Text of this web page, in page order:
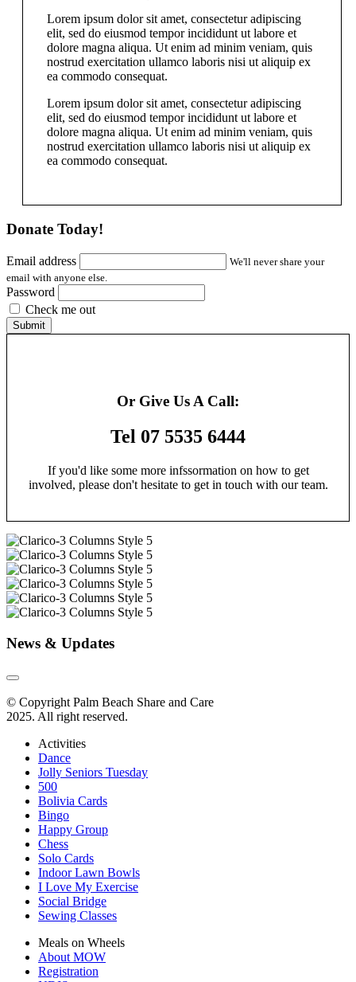
Lorem ipsum dolor sit amet, consectetur adipiscing
elit, sed do eiusmod tempor incididunt ut labore et
dolore magna aliqua. Ut enim ad minim veniam, quis
nostrud exercitation ullamco laboris nisi ut aliquip ex
ea commodo consequat.
Lorem ipsum dolor sit amet, consectetur adipiscing
elit, sed do eiusmod tempor incididunt ut labore et
dolore magna aliqua. Ut enim ad minim veniam, quis
nostrud exercitation ullamco laboris nisi ut aliquip ex
ea commodo consequat.
Donate Today!
Email address
We'll never share your
email with anyone else.
Password
Check me out
Submit
Or Give Us A Call:
Tel 07 5535 6444
If you'd like some more infssormation on how to get
involved, please don't hesitate to get in touch with our team.
News & Updates
© Copyright Palm Beach Share and Care
2025. All right reserved.
Activities
Dance
Jolly Seniors Tuesday
500
Bolivia Cards
Bingo
Happy Group
Chess
Solo Cards
Indoor Lawn Bowls
I Love My Exercise
Social Bridge
Sewing Classes
Meals on Wheels
About MOW
Registration